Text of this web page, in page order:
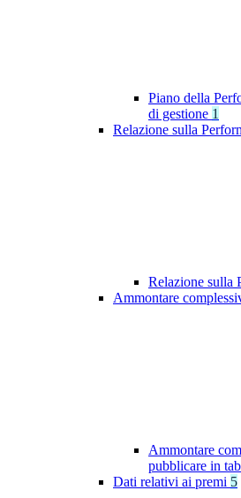
Piano della
di gestione 1
Relazione sulla
Relazione sulla
Ammontare
Ammontare
pubblicare in
Dati relativi ai premi 5